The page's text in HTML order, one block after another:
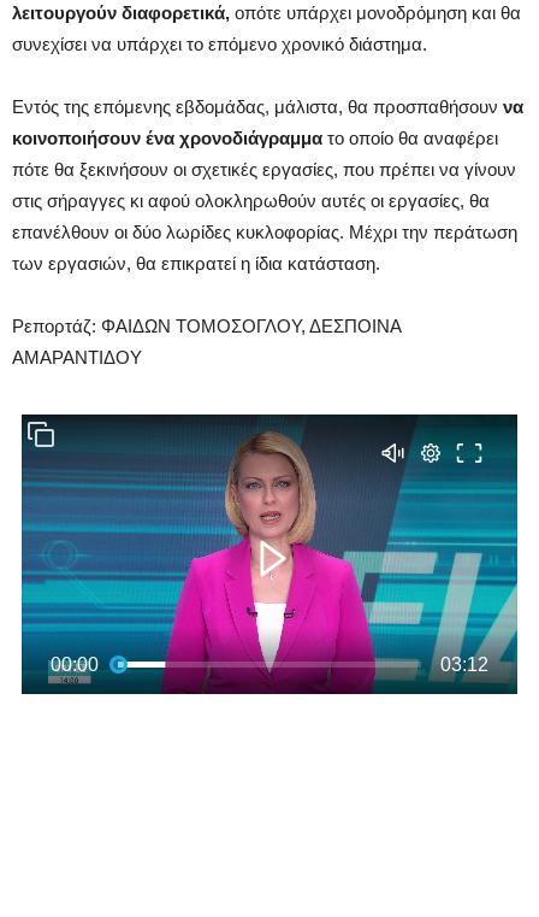
λειτουργούν διαφορετικά, οπότε υπάρχει μονοδρόμηση και θα
συνεχίσει να υπάρχει το επόμενο χρονικό διάστημα.
Εντός της επόμενης εβδομάδας, μάλιστα, θα προσπαθήσουν να
κοινοποιήσουν ένα χρονοδιάγραμμα το οποίο θα αναφέρει
πότε θα ξεκινήσουν οι σχετικές εργασίες, που πρέπει να γίνουν
στις σήραγγες κι αφού ολοκληρωθούν αυτές οι εργασίες, θα
επανέλθουν οι δύο λωρίδες κυκλοφορίας. Μέχρι την περάτωση
των εργασιών, θα επικρατεί η ίδια κατάσταση.
Ρεπορτάζ: ΦΑΙΔΩΝ ΤΟΜΟΣΟΓΛΟΥ, ΔΕΣΠΟΙΝΑ
ΑΜΑΡΑΝΤΙΔΟΥ